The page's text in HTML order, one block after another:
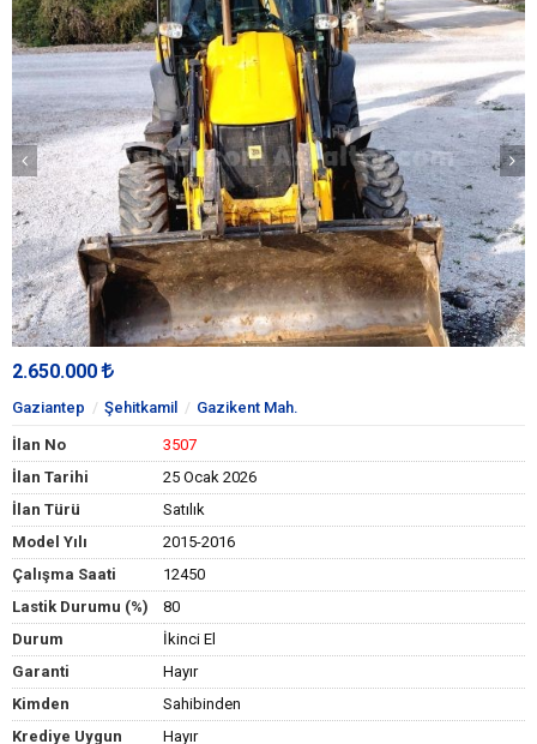
2.650.000
Gaziantep Şehitkamil Gazikent Mah.
İlan No
3507
İlan Tarihi
25 Ocak 2026
İlan Türü
Satılık
Model Yılı
2015-2016
Çalışma Saati
12450
Lastik Durumu (%)
80
Durum
İkinci El
Garanti
Hayır
Kimden
Sahibinden
Krediye Uygun
Hayır